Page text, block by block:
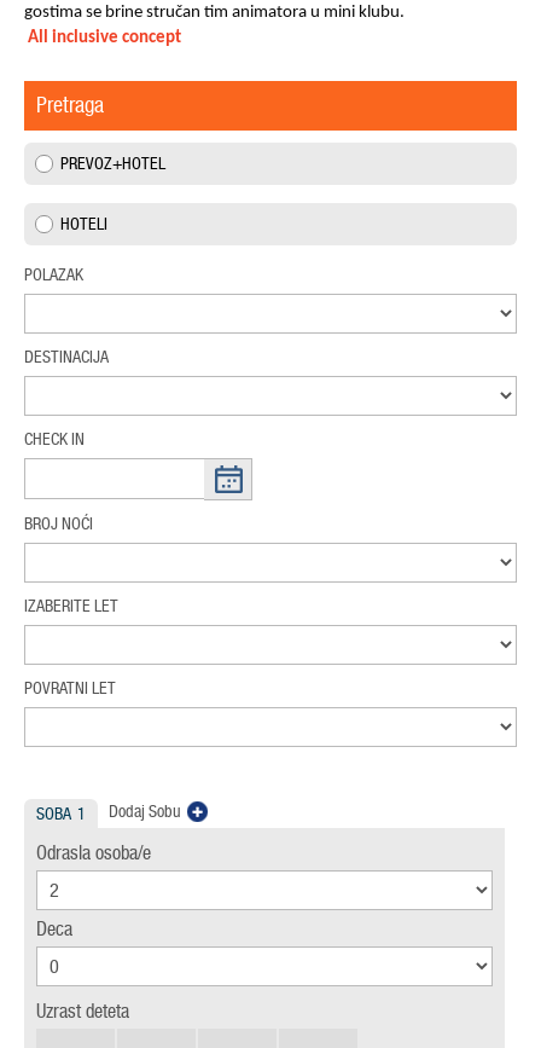
gostima se brine stručan tim animatora u mini klubu.
All inclusive concept
Pretraga
PREVOZ+HOTEL
HOTELI
POLAZAK
DESTINACIJA
CHECK IN
BROJ NOĆI
IZABERITE LET
POVRATNI LET
SOBA 1 Dodaj Sobu
Odrasla osoba/e
Deca
Uzrast deteta